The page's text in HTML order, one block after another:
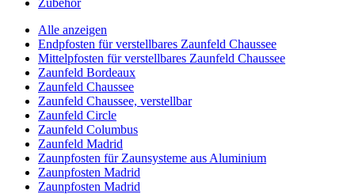
Zubehör
Alle anzeigen
Endpfosten für verstellbares Zaunfeld Chaussee
Mittelpfosten für verstellbares Zaunfeld Chaussee
Zaunfeld Bordeaux
Zaunfeld Chaussee
Zaunfeld Chaussee, verstellbar
Zaunfeld Circle
Zaunfeld Columbus
Zaunfeld Madrid
Zaunpfosten für Zaunsysteme aus Aluminium
Zaunpfosten Madrid
Zaunpfosten Madrid